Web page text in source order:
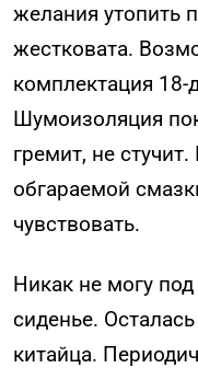
желания утопить
жестковата.
комплектация
Шумоизоляция
гремит, не
обгараемой
чувствовать.
Никак не могу
сиденье.
китайца.